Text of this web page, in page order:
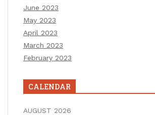
June 2023
May 2023
April 2023
March 2023
February 2023
CALENDAR
AUGUST 2026